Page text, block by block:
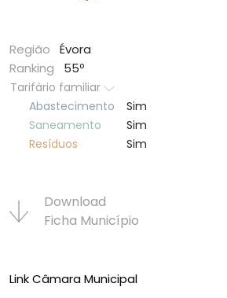
Região
Évora
Ranking
55º
Tarifário familiar
Abastecimento
Sim
Saneamento
Sim
Resí­duos
Sim
Download
Ficha Municí­pio
Link Câmara Municipal